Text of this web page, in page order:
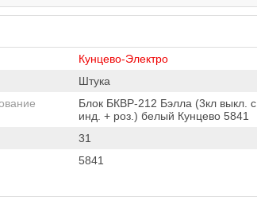
Кунцево-Электро
Штука
Блок БКВР-212 Бэлла (3кл выкл. с
инд. + роз.) белый Кунцево 5841
31
5841